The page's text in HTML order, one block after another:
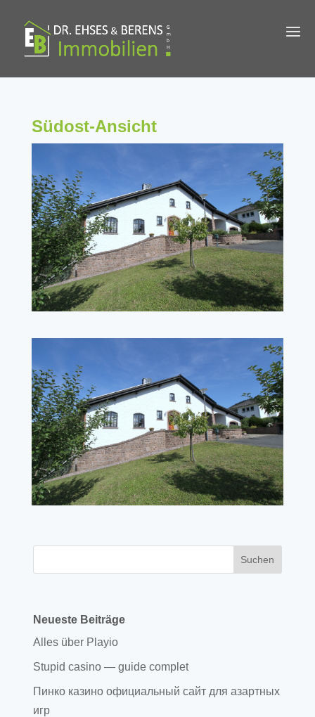
Südost-Ansicht
Neueste Beiträge
Alles über Playio
Stupid casino — guide complet
Пинко казино официальный сайт для азартных
игр